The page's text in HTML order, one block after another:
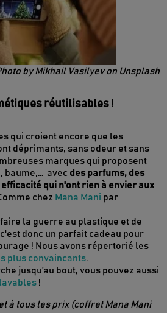
Newsletter
vous
by Mikhail Vasilyev on Unsplash
réutilisables !
qui croient encore que les
déprimants, sans odeur et sans
marques qui proposent
baume,… avec des parfums, des
qui n'ont rien à envier aux
chez Mana Mani par
la guerre au plastique et de
donc un parfait cadeau pour
! Nous avons répertorié les
plus convaincants.
jusqu’au bout, vous pouvez aussi
!
à tous les prix (coffret Mana Mani